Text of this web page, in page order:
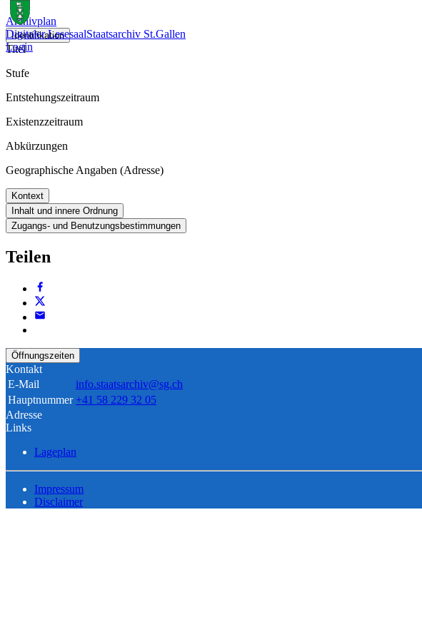
Digitaler LesesaalStaatsarchiv St.Gallen
Login
Archivplan
Identifikation
Titel
Stufe
Entstehungszeitraum
Existenzzeitraum
Abkürzungen
Geographische Angaben (Adresse)
Kontext
Inhalt und innere Ordnung
Zugangs- und Benutzungsbestimmungen
Teilen
Öffnungszeiten
Kontakt
E-Mail
info.staatsarchiv@sg.ch
Hauptnummer +41 58 229 32 05
Adresse
Links
Lageplan
Impressum
Disclaimer